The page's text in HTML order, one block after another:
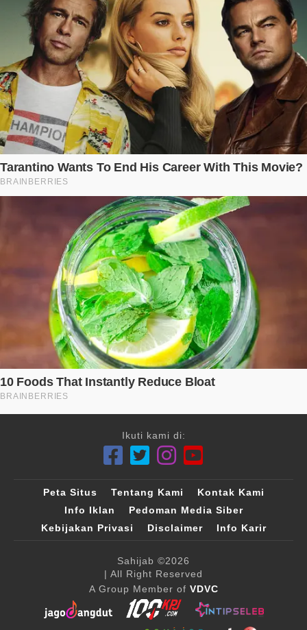
Ikuti kami di:
Peta Situs Tentang Kami
Kontak Kami
Info Iklan
Pedoman Media Siber
Kebijakan Privasi
Disclaimer Info Karir
Sahijab ©2026
| All Right Reserved
A Group Member of VDVC